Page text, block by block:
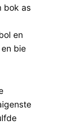
bok as
en
bie